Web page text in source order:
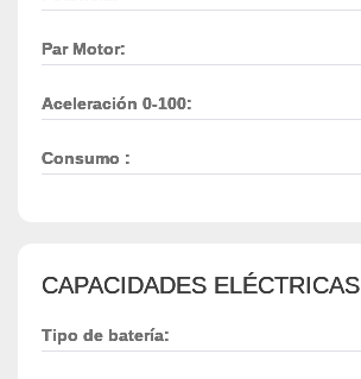
Par Motor:
Aceleración 0-100:
Consumo :
CAPACIDADES ELÉCTRICAS
Tipo de batería: